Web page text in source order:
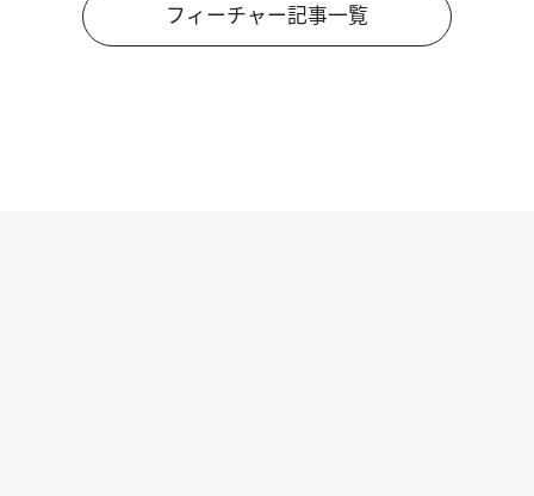
フィーチャー記事一覧